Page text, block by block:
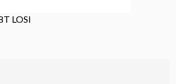
LOSI